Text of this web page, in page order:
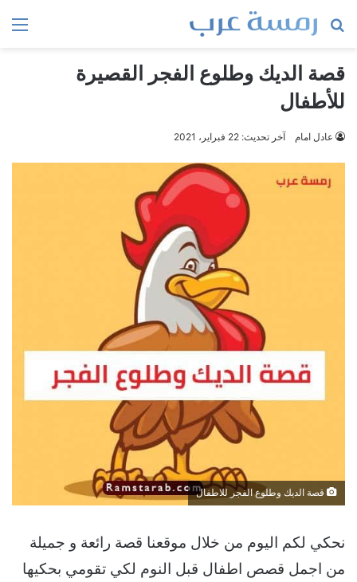
بحث
قصة الديك وطلوع الفجر القصيرة
للأطفال
عادل امام آخر تحديث: 22 فبراير، 2021
قصة الديك وطلوع الفجر للاطفال
نحكي لكم اليوم من خلال موقعنا قصة رائعة و جميلة
من اجمل قصص اطفال قبل النوم لكي تقومي بحكيها